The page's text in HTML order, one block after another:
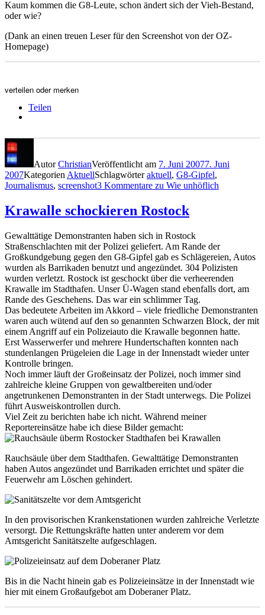
Kaum kommen die G8-Leute, schon ändert sich der Vieh-Bestand,
oder wie?
(Dank an einen treuen Leser für den Screenshot von der OZ-
Homepage)
verteilen oder merken
Teilen
AutorChristianVeröffentlicht am 7. Juni 20077. Juni
2007Kategorien AktuellSchlagwörteraktuell, G8-Gipfel,
Journalismus, screenshot3 Kommentare zu Wie unhöflich
Krawalle schockieren Rostock
Gewalttätige Demonstranten haben sich in Rostock
Straßenschlachten mit der Polizei geliefert. Am Rande der
Großkundgebung gegen den G8-Gipfel gab es Schlägereien, Autos
wurden als Barrikaden benutzt und angezündet. 304 Polizisten
wurden verletzt. Rostock ist geschockt über die verheerenden
Krawalle im Stadthafen. Unser Ü-Wagen stand ebenfalls dort, am
Rande des Geschehens. Das war ein schlimmer Tag.
Das bedeutete Arbeiten im Akkord – viele friedliche Demonstranten
waren auch wütend auf den so genannten Schwarzen Block, der mit
einem Angriff auf ein Polizeiauto die Krawalle begonnen hatte.
Erst Wasserwerfer und mehrere Hundertschaften konnten nach
stundenlangen Prügeleien die Lage in der Innenstadt wieder unter
Kontrolle bringen.
Noch immer läuft der Großeinsatz der Polizei, noch immer sind
zahlreiche kleine Gruppen von gewaltbereiten und/oder
angetrunkenen Demonstranten in der Stadt unterwegs. Die Polizei
führt Ausweiskontrollen durch.
Viel Zeit zu berichten habe ich nicht. Während meiner
Reportereinsätze habe ich diese Bilder gemacht:
Rauchsäule über dem Stadthafen. Gewalttätige Demonstranten
haben Autos angezündet und Barrikaden errichtet und später die
Feuerwehr am Löschen gehindert.
In den provisorischen Krankenstationen wurden zahlreiche Verletzte
versorgt. Die Rettungskräfte hatten unter anderem vor dem
Amtsgericht Sanitätszelte aufgeschlagen.
Bis in die Nacht hinein gab es Polizeieinsätze in der Innenstadt wie
hier mit einem Großaufgebot am Doberaner Platz.